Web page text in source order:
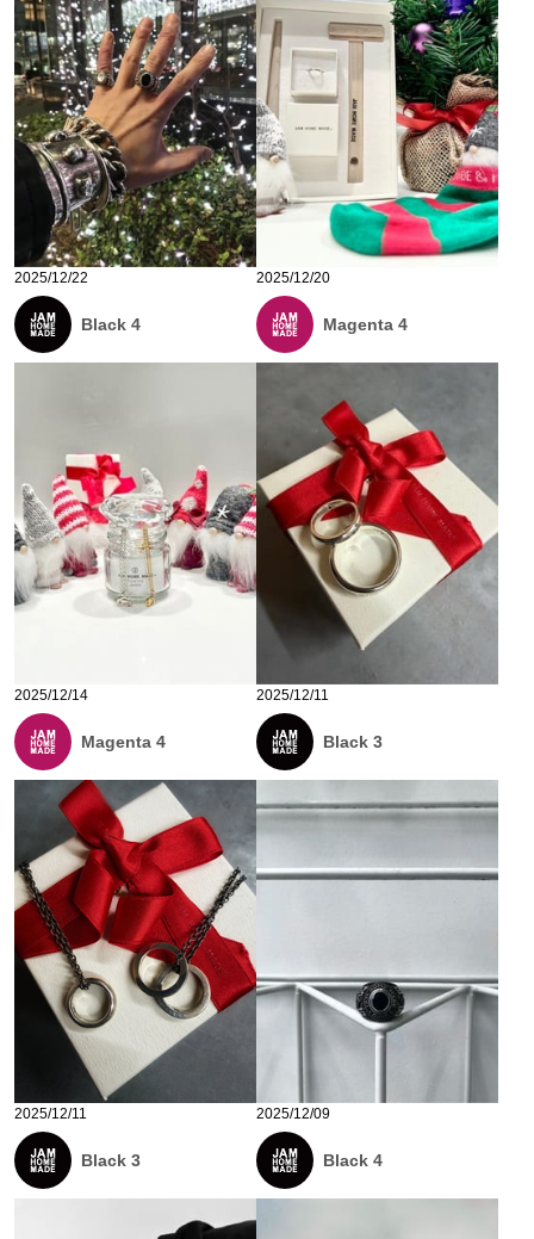
2025/12/22
Black 4
2025/12/20
Magenta 4
2025/12/14
Magenta 4
2025/12/11
Black 3
2025/12/11
Black 3
2025/12/09
Black 4